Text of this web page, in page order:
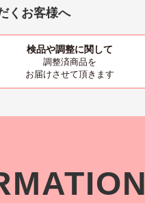
くお客様へ
検品や調整に関して
調整済商品を
お届けさせて頂きます